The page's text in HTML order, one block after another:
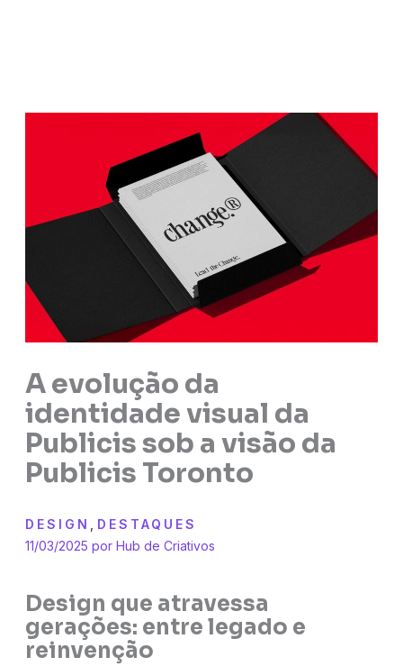
A evolução da
identidade visual da
Publicis sob a visão da
Publicis Toronto
DESIGN
DESTAQUES
11/03/2025 por Hub de Criativos
Design que atravessa
gerações: entre legado e
reinvenção